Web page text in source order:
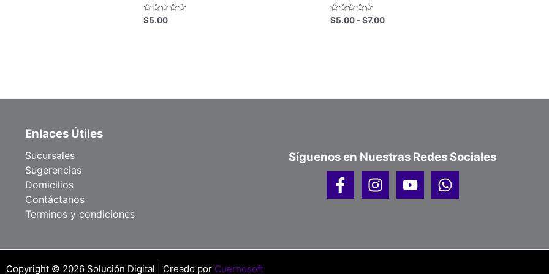
Valorado
con
$5.00
Valorado
con
$5.00 -$7.00
Enlaces Útiles
Sucursales
Sugerencias
Domicilios
Contáctanos
Terminos y condiciones
Síguenos en Nuestras Redes Sociales
Copyright © 2026 Solución Digital | Creado por Cuernosoft